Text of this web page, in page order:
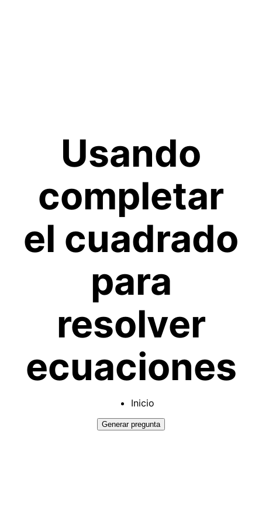
Usando
completar
el cuadrado
para
resolver
ecuaciones
Inicio
Generar pregunta